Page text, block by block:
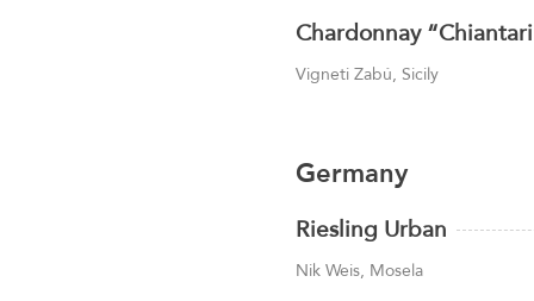
Chardonnay
Vigneti Zabú, Sicily
Germany
Riesling Urban
Nik Weis, Mosela